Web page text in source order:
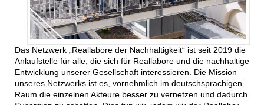
Das Netzwerk „Reallabore der Nachhaltigkeit“ ist seit 2019 die
Anlaufstelle für alle, die sich für Reallabore und die nachhaltige
Entwicklung unserer Gesellschaft interessieren. Die Mission
unseres Netzwerks ist es, vornehmlich im deutschsprachigen
Raum die einzelnen Akteure besser zu vernetzen und dadurch